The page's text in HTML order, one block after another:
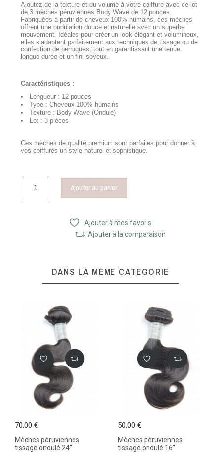
Ajoutez de la texture et du volume à votre coiffure avec ce lot
de 3 mèches péruviennes Body Wave de 12 pouces.
Fabriquées à partir de cheveux 100% humains, ces mèches
offrent une ondulation douce et naturelle avec un superbe
mouvement. Idéales pour créer un look élégant et volumineux,
elles s’adaptent parfaitement aux techniques de tissage ou de
confection de perruques, tout en garantissant une tenue
longue durée et un fini soyeux.
Caractéristiques :
Longueur : 12 pouces
Type : Cheveux 100% humains
Texture : Body Wave (Ondulé)
Lot : 3 pièces
Ces mèches de qualité premium sont parfaites pour donner à
vos coiffures un style naturel et sophistiqué.
Ajouter au panier
Ajouter à mes favoris
Ajouter à la comparaison
DANS LA MÊME CATÉGORIE
Mèches péruviennes
tissage ondulé 24"
70.00 €
Mèches péruviennes
tissage ondulé 16"
50.00 €